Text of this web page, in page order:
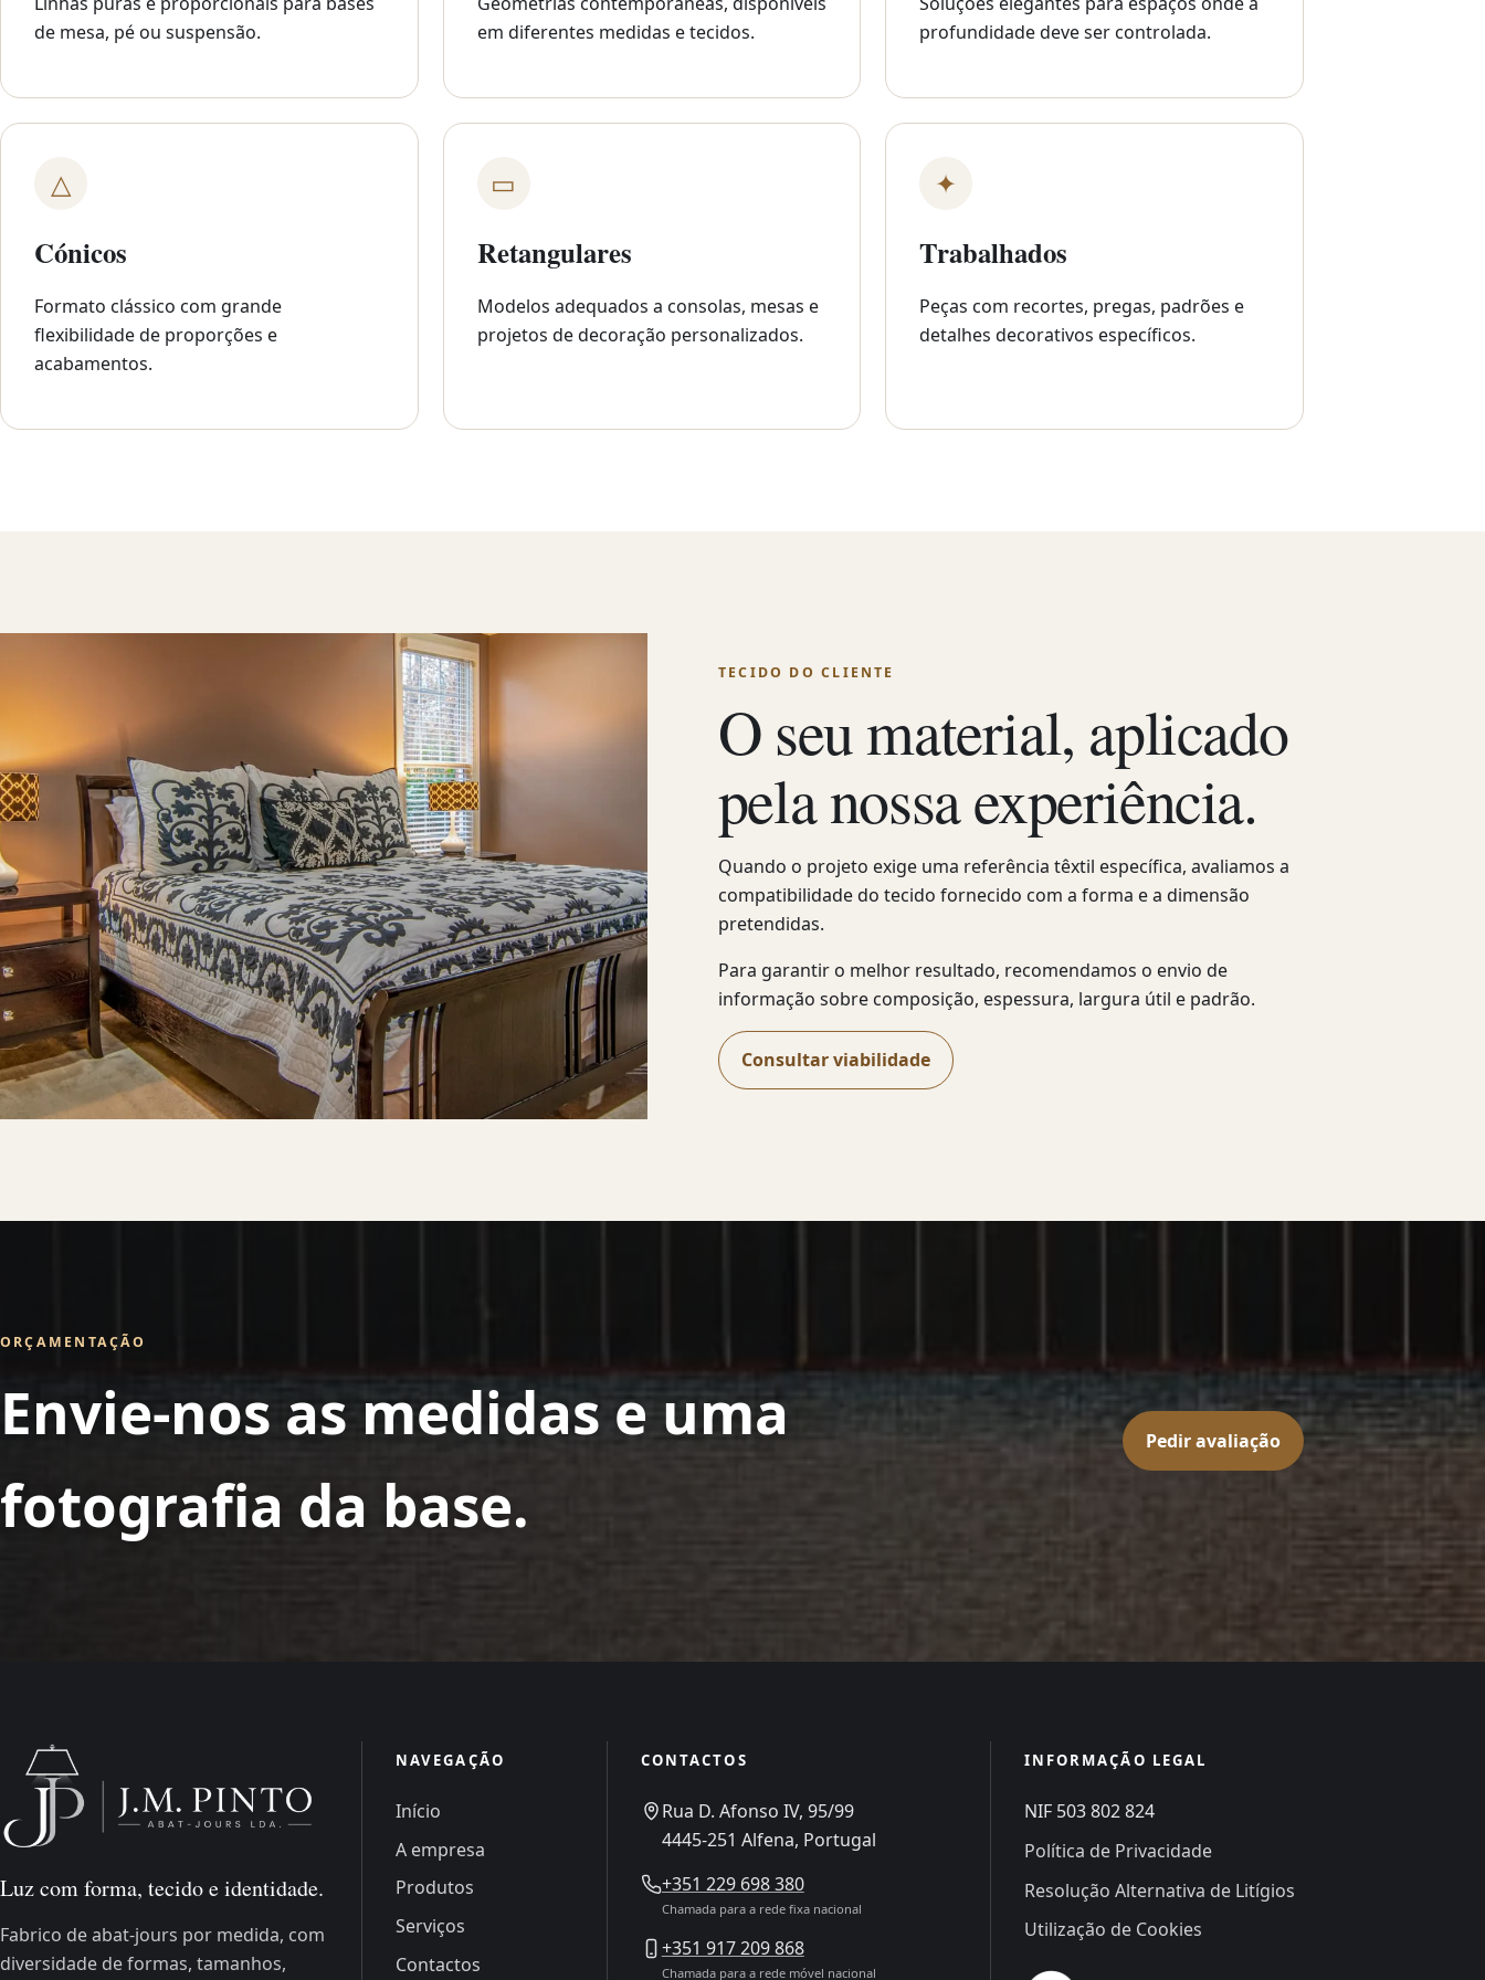
de mesa, pé ou suspensão.
em diferentes medidas e tecidos.
profundidade deve ser controlada.
△
Cónicos
Formato clássico com grande
flexibilidade de proporções e
acabamentos.
▭
Retangulares
Modelos adequados a consolas, mesas e
projetos de decoração personalizados.
✦
Trabalhados
Peças com recortes, pregas, padrões e
detalhes decorativos específicos.
TECIDO DO CLIENTE
O seu material, aplicado
pela nossa experiência.
Quando o projeto exige uma referência têxtil específica, avaliamos a
compatibilidade do tecido fornecido com a forma e a dimensão
pretendidas.
Para garantir o melhor resultado, recomendamos o envio de
informação sobre composição, espessura, largura útil e padrão.
Consultar viabilidade
ORÇAMENTAÇÃO
Envie-nos as medidas e uma
fotografia da base.
Pedir avaliação
Luz com forma, tecido e identidade.
Fabrico de abat-jours por medida, com
diversidade de formas, tamanhos,
NAVEGAÇÃO
Início
A empresa
Produtos
Serviços
Contactos
CONTACTOS
Rua D. Afonso IV, 95/99
4445-251 Alfena, Portugal
+351 229 698 380
Chamada para a rede fixa nacional
+351 917 209 868
Chamada para a rede móvel nacional
INFORMAÇÃO LEGAL
NIF 503 802 824
Política de Privacidade
Resolução Alternativa de Litígios
Utilização de Cookies